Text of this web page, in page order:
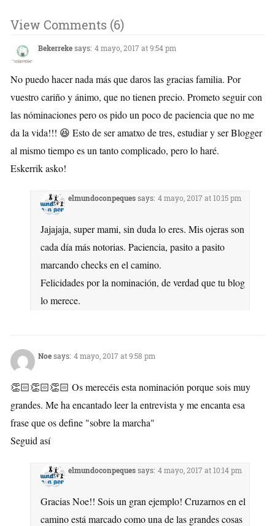
View Comments (6)
Bekerrekesays: 4 mayo, 2017 at 9:54 pm
No puedo hacer nada más que daros las gracias familia. Por
vuestro cariño y ánimo, que no tienen precio. Prometo seguir con
las nóminaciones pero os pido un poco de paciencia que no me
da la vida!!! 😆 Esto de ser amatxo de tres, estudiar y ser Blogger
al mismo tiempo es un tanto complicado, pero lo haré.
Eskerrik asko!
elmundoconpeques says: 4 mayo, 2017 at 10:15 pm
Jajajaja, super mami, sin duda lo eres. Mis ojeras son
cada día más notorias. Paciencia, pasito a pasito
marcando checks en el camino.
Felicidades por la nominación, de verdad que tu blog
lo merece.
Noesays: 4 mayo, 2017 at 9:58 pm
👏🏻👏🏻👏🏻 Os merecéis esta nominación porque sois muy
grandes. Me ha encantado leer la entrevista y me encanta esa
frase que os define "sobre la marcha"
Seguid así
elmundoconpeques says: 4 mayo, 2017 at 10:14 pm
Gracias Noe!! Sois un gran ejemplo! Cruzarnos en el
camino está marcado como una de las grandes cosas